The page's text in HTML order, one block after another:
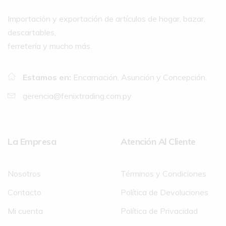
Importación y exportación de artículos de hogar, bazar,
descartables,
ferretería y mucho más.
Estamos en: Encarnación, Asunción y Concepción.
gerencia@fenixtrading.com.py
La Empresa
Nosotros
Contacto
Mi cuenta
Atención Al Cliente
Términos y Condiciones
Política de Devoluciones
Política de Privacidad